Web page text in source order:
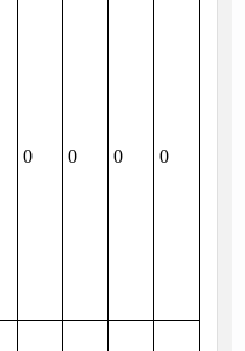
0 0 0 0